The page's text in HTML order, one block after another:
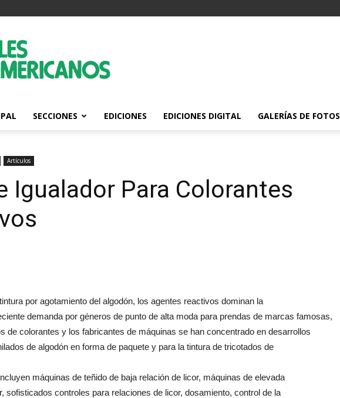
SECCIONES EDICIONES EDICIONES DIGITAL GALERÍAS DE FOTOS
Artículos
Igualador Para Colorantes
por agotamiento del algodón, los agentes reactivos dominan la
demanda por géneros de punto de alta moda para prendas de marcas famosas,
de colorantes y los fabricantes de máquinas se han concentrado en desarrollos
de algodón en forma de paquete y para la tintura de tricotados de
máquinas de teñido de baja relación de licor, máquinas de elevada
sofisticados controles para relaciones de licor, dosamiento, control de la